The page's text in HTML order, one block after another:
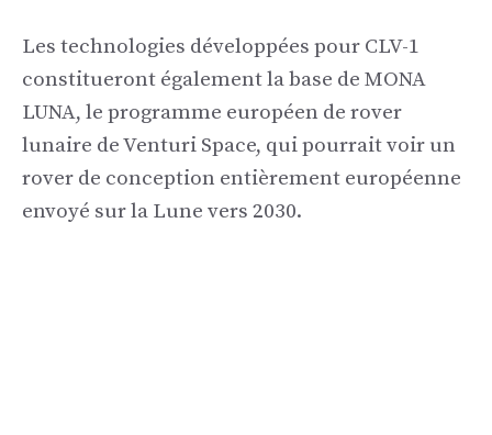
Les technologies développées pour CLV-1
constitueront également la base de MONA
LUNA, le programme européen de rover
lunaire de Venturi Space, qui pourrait voir un
rover de conception entièrement européenne
envoyé sur la Lune vers 2030.